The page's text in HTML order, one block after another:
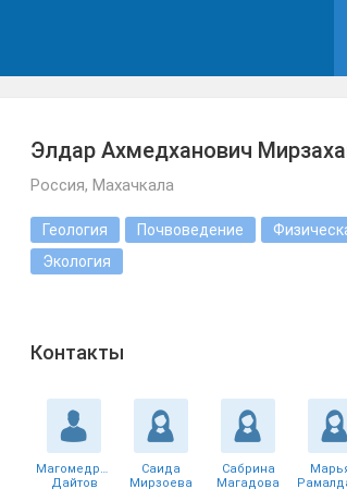
Элдар Ахмедханович
Россия, Махачкала
Геология Почвоведение
Экология
Контакты
Магомедрасул
Дайтов
Саида
Мирзоева
Сабрина
Магадова